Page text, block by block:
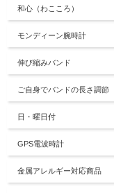
和心（わこころ）
モンディーン腕時計
伸び縮みバンド
ご自身でバンドの長さ調節
日・曜日付
GPS電波時計
金属アレルギー対応商品